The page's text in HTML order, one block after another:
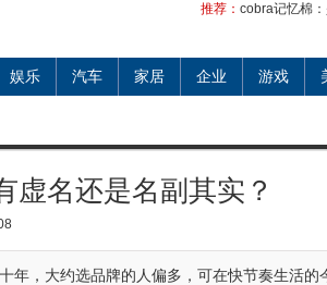
推荐： cobra记忆棉
娱乐 汽车 家居 企业 游戏
虚名还是名副其实？
年，大约选品牌的人偏多，可在快节奏生活的